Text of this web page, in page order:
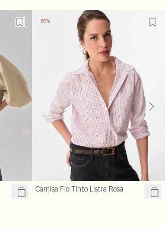
-50%
Camisa Fio Tinto Listra Rosa